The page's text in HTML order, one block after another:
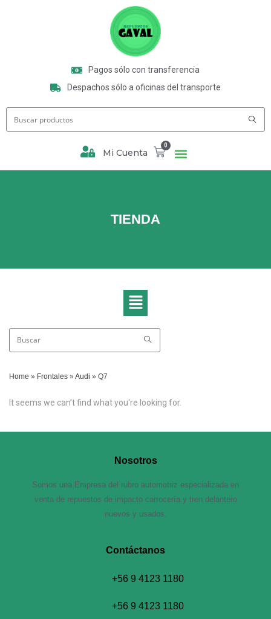
Pagos sólo con transferencia
Despachos sólo a oficinas del transporte
Mi Cuenta
0
TIENDA
Home » Frontales » Audi » Q7
It seems we can't find what you're looking for.
Nosotros
Somos una Empresa del rubro automotriz especializada en
venta de repuestos de impacto carrocería y tren delantero
nuevos y usados.
Contáctanos​
+56 9 4123 1180
+56 9 4123 1180